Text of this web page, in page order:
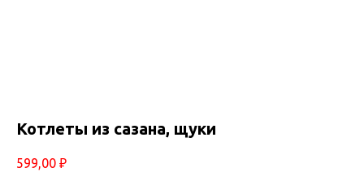
Котлеты из сазана, щуки
599,00 ₽